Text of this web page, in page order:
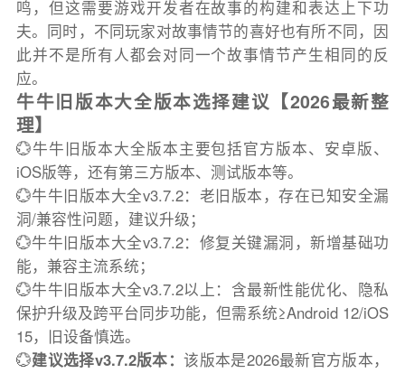
鸣，但这需要游戏开发者在故事的构建和表达上下功
夫。同时，不同玩家对故事情节的喜好也有所不同，因
此并不是所有人都会对同一个故事情节产生相同的反
应。
牛牛旧版本大全版本选择建议【2026最新整
理】
💮牛牛旧版本大全版本主要包括官方版本、安卓版、
iOS版等，还有第三方版本、测试版本等。
💮牛牛旧版本大全v3.7.2：老旧版本，存在已知安全漏
洞/兼容性问题，建议升级；
💮牛牛旧版本大全v3.7.2：修复关键漏洞，新增基础功
能，兼容主流系统；
💮牛牛旧版本大全v3.7.2以上：含最新性能优化、隐私
保护升级及跨平台同步功能，但需系统≥Android 12/iOS
15，旧设备慎选。
💮建议选择v3.7.2版本：该版本是2026最新官方版本，